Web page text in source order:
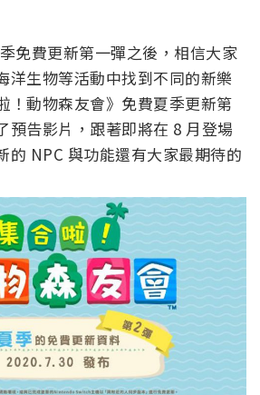
免費更新第一彈之後，相信大家
洋生物等活動中找到不同的新樂
！動物森友會》免費夏季更新第
預告影片，跟著即將在 8 月登場
的 NPC 與功能還有大家最期待的